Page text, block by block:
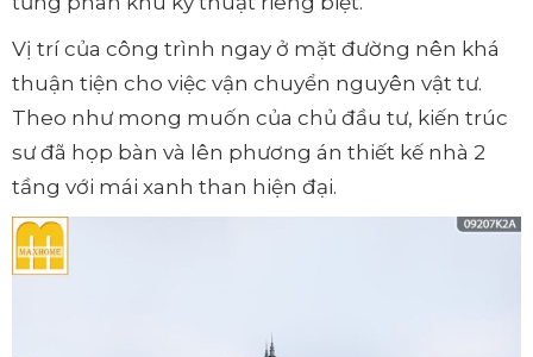
Vị trí của công trình ngay ở mặt đường nên khá
thuận tiện cho việc vận chuyển nguyên vật tư.
Theo như mong muốn của chủ đầu tư, kiến trúc
sư đã họp bàn và lên phương án thiết kế nhà 2
tầng với mái xanh than hiện đại.